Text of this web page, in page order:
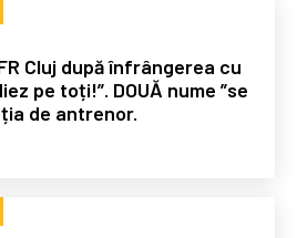
Cluj după înfrângerea cu
pe toți!”. DOUĂ nume ”se
de antrenor.